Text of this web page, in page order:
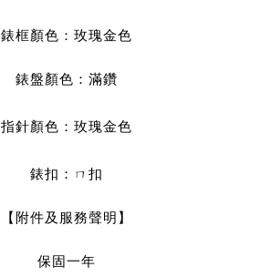
錶框顏色：玫瑰金色
錶盤顏色：滿鑽
指針顏色：玫瑰金色
錶扣：ㄇ扣
【附件及服務聲明】
保固一年